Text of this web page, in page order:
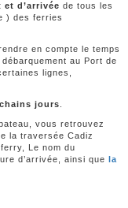
d’arrivée de tous les
) des ferries
en compte le temps
au Port de
lignes,
jours
vous retrouvez
la traversée Cadiz
Le nom du
d’arrivée, ainsi que la